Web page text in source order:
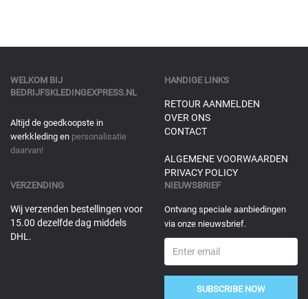
WELKOM BIJ
BEDRIJFSKLEDINGEXPRESS.NL
Altijd de goedkoopste in
werkkleding en personalisatie
daarvan!
HANDIGE LINKS
RETOUR AANMELDEN
OVER ONS
CONTACT
ALGEMENE VOORWAARDEN
PRIVACY POLICY
VERZENDING
Wij verzenden bestellingen voor
15.00 dezelfde dag middels
DHL.
NIEUWSBRIEF
Ontvang speciale aanbiedingen
via onze nieuwsbrief.
SUBSCRIBE NOW